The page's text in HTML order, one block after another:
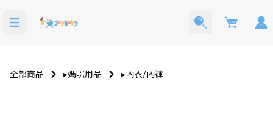
Cart
全部商品 ▸媽咪用品 ▸內衣⧸內褲